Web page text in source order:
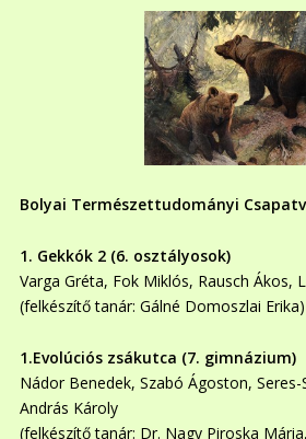
Bolyai Természettudományi
1. Gekkók 2 (6. osztályosok)
Varga Gréta, Fok Miklós, Rausch Ákos,
(felkészítő tanár: Gálné Domoszlai Erika)
1.Evolúciós zsákutca (7. gimnázium)
Nádor Benedek, Szabó Ágoston,
András Károly
(felkészítő tanár: Dr. Nagy Piroska